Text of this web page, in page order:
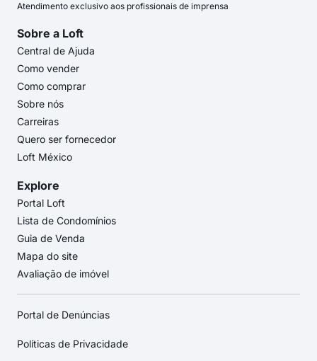
Atendimento exclusivo aos profissionais de imprensa
Sobre a Loft
Central de Ajuda
Como vender
Como comprar
Sobre nós
Carreiras
Quero ser fornecedor
Loft México
Explore
Portal Loft
Lista de Condomínios
Guia de Venda
Mapa do site
Avaliação de imóvel
Portal de Denúncias
Políticas de Privacidade